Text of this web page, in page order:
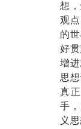
想
观
的
好
增
思
真
手
义